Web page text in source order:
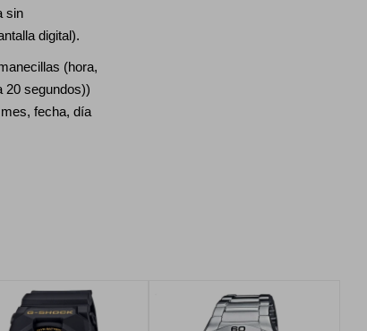
sin
digital).
(hora,
20 segundos))
fecha, día